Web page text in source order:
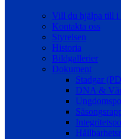
Vill du hjälpa till i
Kontakta oss
Styrelsen
Historia
Bildgallerier
Dokument
Stadgar
DNA &